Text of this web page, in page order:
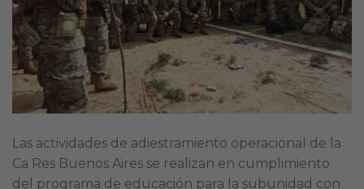
Las actividades de adiestramiento operacional de la
Ca Res Buenos Aires se realizan en cumplimiento
del programa de educación para la subunidad con